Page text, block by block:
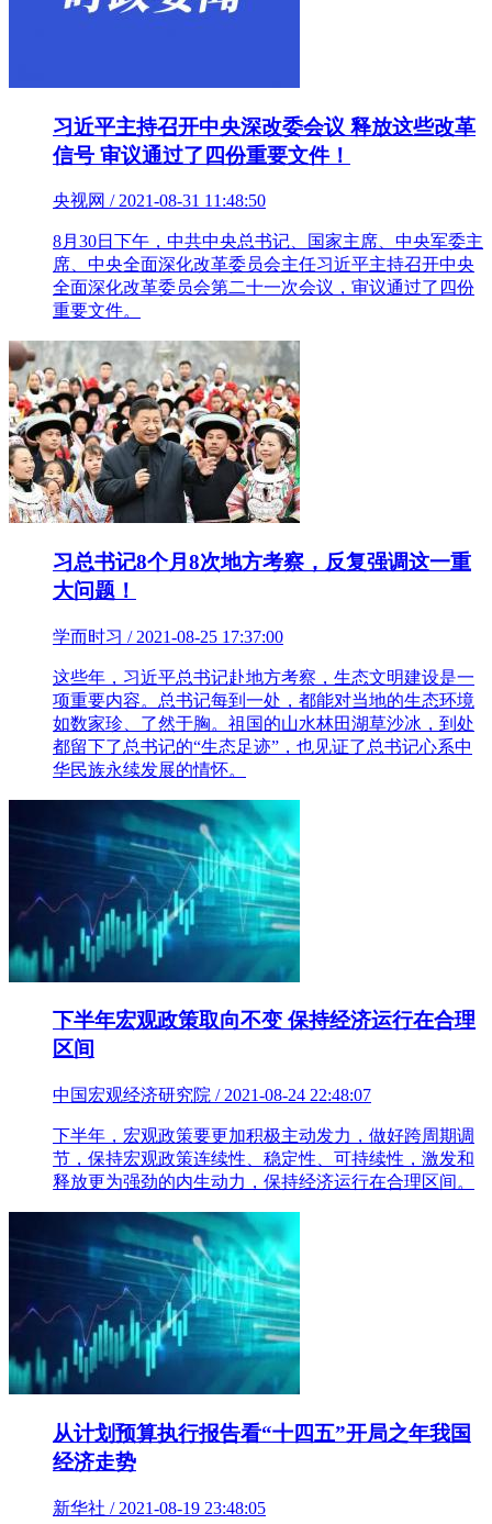
习近平主持召开中央深改委会议 释放这些改革
信号 审议通过了四份重要文件！
央视网 / 2021-08-31 11:48:50
8月30日下午，中共中央总书记、国家主席、中央军委主
席、中央全面深化改革委员会主任习近平主持召开中央
全面深化改革委员会第二十一次会议，审议通过了四份
重要文件。
习总书记8个月8次地方考察，反复强调这一重
大问题！
学而时习 / 2021-08-25 17:37:00
这些年，习近平总书记赴地方考察，生态文明建设是一
项重要内容。总书记每到一处，都能对当地的生态环境
如数家珍、了然于胸。祖国的山水林田湖草沙冰，到处
都留下了总书记的“生态足迹”，也见证了总书记心系中
华民族永续发展的情怀。
下半年宏观政策取向不变 保持经济运行在合理
区间
中国宏观经济研究院 / 2021-08-24 22:48:07
下半年，宏观政策要更加积极主动发力，做好跨周期调
节，保持宏观政策连续性、稳定性、可持续性，激发和
释放更为强劲的内生动力，保持经济运行在合理区间。
从计划预算执行报告看“十四五”开局之年我国
经济走势
新华社 / 2021-08-19 23:48:05